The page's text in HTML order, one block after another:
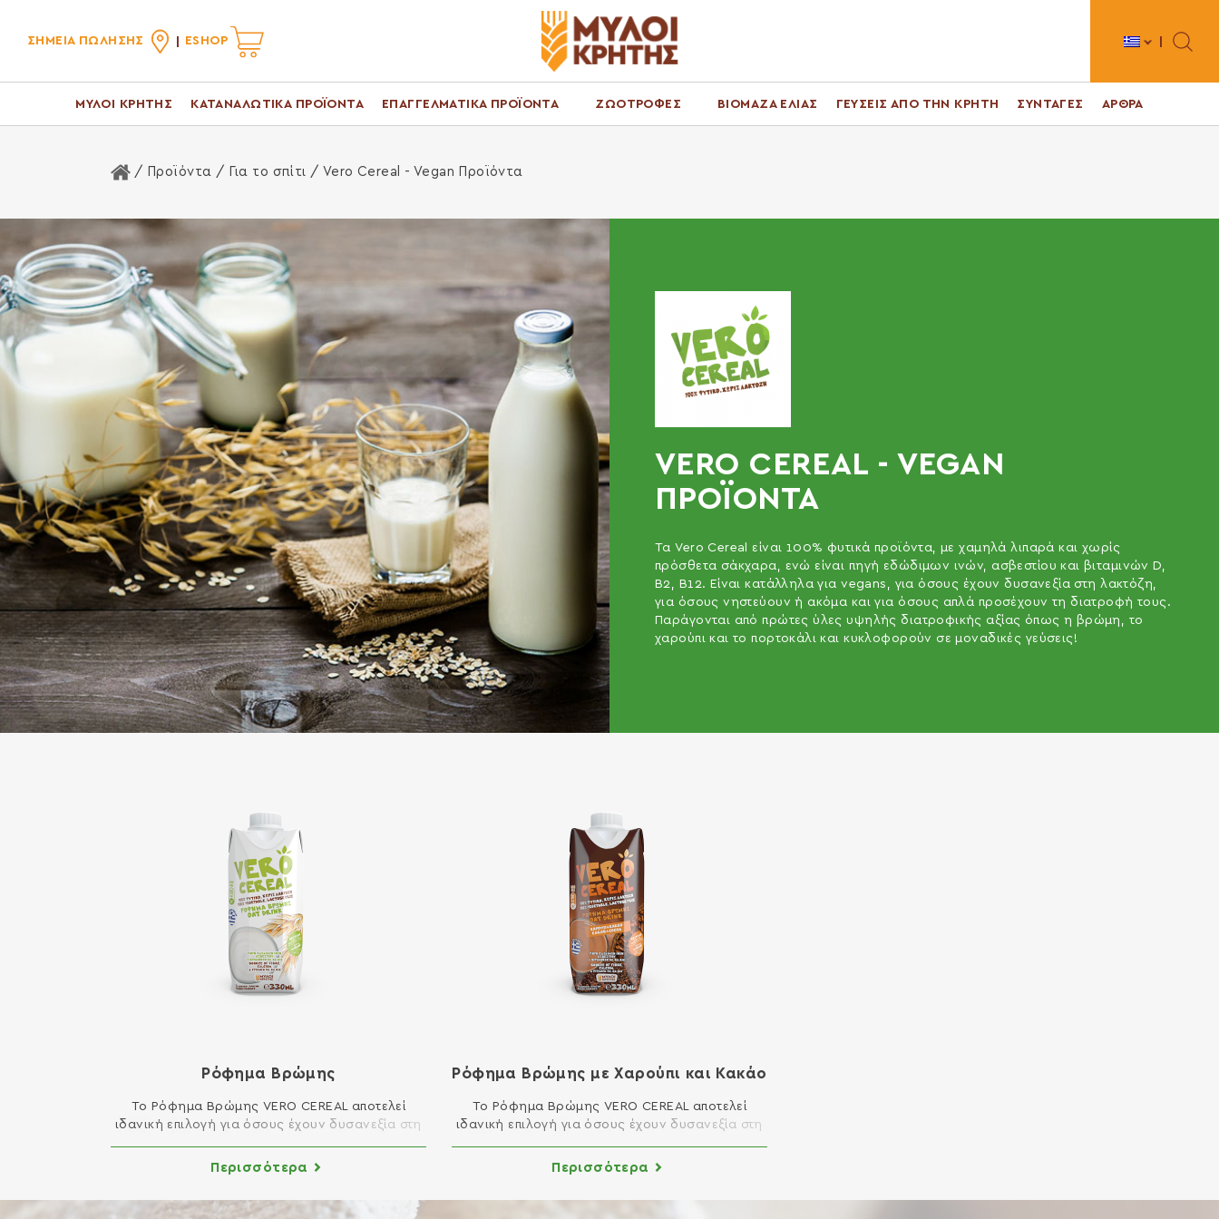
ΣΗΜΕΙΑ ΠΩΛΗΣΗΣ ESHOP Toggle
ΜΥΛΟΙ ΚΡΗΤΗΣ ΚΑΤΑΝΑΛΩΤΙΚΑ ΠΡΟΪΟΝΤΑ ΕΠΑΓΓΕΛΜΑΤΙΚΑ ΠΡΟΪΟΝΤΑ ΖΩΟΤΡΟΦΕΣ ΒΙΟΜΑΖΑ ΕΛΙΑΣ ΓΕΥΣΕΙΣ ΑΠΟ ΤΗΝ ΚΡΗΤΗ ΣΥΝΤΑΓΕΣ ΑΡΘΡΑ
Αρχική Σελίδα
/ Προϊόντα / Για το σπίτι / Vero Cereal - Vegan Προϊόντα
VERO CEREAL - VEGAN
ΠΡΟΪΟΝΤΑ
Τα Vero Cereal είναι 100% φυτικά προϊόντα, με χαμηλά λιπαρά και χωρίς
πρόσθετα σάκχαρα, ενώ είναι πηγή εδώδιμων ινών, ασβεστίου και βιταμινών D,
B2, B12. Είναι κατάλληλα για vegans, για όσους έχουν δυσανεξία στη λακτόζη,
για όσους νηστεύουν ή ακόμα και για όσους απλά προσέχουν τη διατροφή τους.
Παράγονται από πρώτες ύλες υψηλής διατροφικής αξίας όπως η βρώμη, το
χαρούπι και το πορτοκάλι και κυκλοφορούν σε μοναδικές γεύσεις!
Ρόφημα Βρώμης
Το Ρόφημα Βρώμης VERO CEREAL αποτελεί
ιδανική επιλογή για όσους έχουν δυσανεξία στη
διατροφή ή διατροφή χαμηλών λιπαρών. Είναι
αλλά και για χρήση στη μαγειρική ή τη
ζαχαροπλαστική. Κατάλληλο για vegans
Περισσότερα
Ρόφημα Βρώμης με Χαρούπι και Κακάο
Το Ρόφημα Βρώμης VERO CEREAL αποτελεί
ιδανική επιλογή για όσους έχουν δυσανεξία στη
διατροφή ή διατροφή χαμηλών λιπαρών. Το
συστατικό, ενώ είναι γλυκό όπως η ζάχαρη αλλά
Περισσότερα